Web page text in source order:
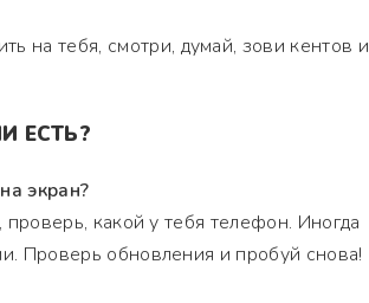
на тебя, смотри, думай, зови кентов и
ЕСТЬ?
экран?
какой у тебя телефон. Иногда
Проверь обновления и пробуй снова!